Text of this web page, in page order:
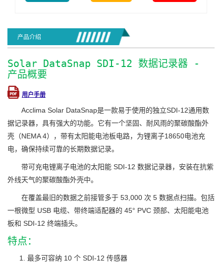
产品介绍
Solar DataSnap SDI-12 数据记录器 -
产品概要
用户手册
Acclima Solar DataSnap是一款易于使用的独立SDI-12通用数
据记录器，具有强大的功能。它有一个坚固、耐风雨的聚碳酸酯外
壳（NEMA 4），带有太阳能电池板电路，为锂离子18650电池充
电，确保持续可靠的长期数据记录。
带可充电锂离子电池的太阳能 SDI-12 数据记录器，安装在抗紫
外线天气的聚碳酸酯外壳中。
在覆盖最旧的数据之前接管多于 53,000 次 5 数据点扫描。包括
一根微型 USB 电缆、带终端适配器的 45° PVC 颈部、太阳能电池
板和 SDI-12 终端插头。
特点：
最多可容纳 10 个 SDI-12 传感器